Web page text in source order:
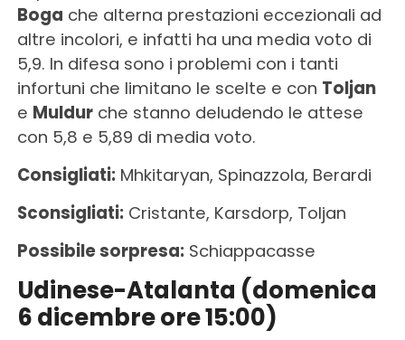
Boga che alterna prestazioni eccezionali ad
altre incolori, e infatti ha una media voto di
5,9. In difesa sono i problemi con i tanti
infortuni che limitano le scelte e con Toljan
e Muldurche stanno deludendo le attese
con 5,8 e 5,89 di media voto.
Consigliati:Mhkitaryan, Spinazzola, Berardi
Sconsigliati:Cristante, Karsdorp, Toljan
Possibile sorpresa:Schiappacasse
Udinese-Atalanta (domenica
6 dicembre ore 15:00)